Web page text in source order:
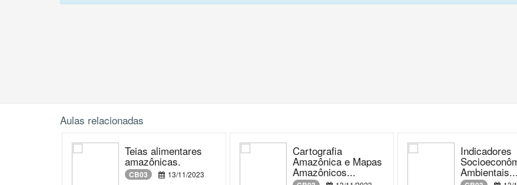
Aulas relacionadas
Teias alimentares
amazônicas.
CB03 13/11/2023
Cartografia
Amazônica e Mapas
Amazônicos...
Indicadores
Ambientais...